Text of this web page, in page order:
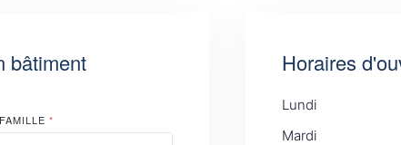
bâtiment
*
Horaires
Lundi
Mardi